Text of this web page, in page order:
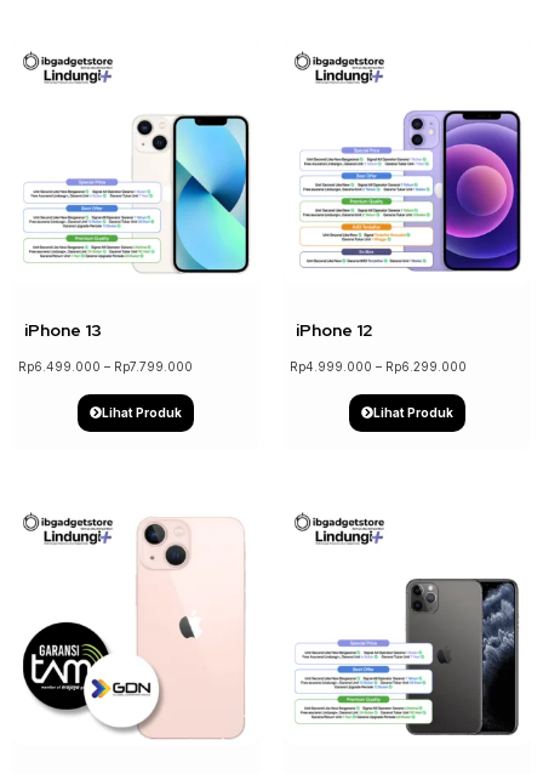
iPhone 13
Rp6.499.000 – Rp7.799.000
Lihat Produk
↓ 21%
iPhone 12
Rp4.999.000 – Rp6.299.000
Lihat Produk